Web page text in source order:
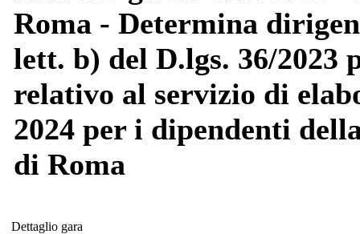
Roma - Determina
lett. b) del D.lgs. 36/2023
relativo al servizio di
2024 per i dipendenti
di Roma
Dettaglio gara